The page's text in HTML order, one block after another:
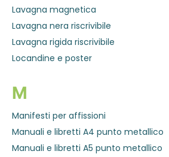
Lavagna magnetica
Lavagna nera riscrivibile
Lavagna rigida riscrivibile
Locandine e poster
M
Manifesti per affissioni
Manuali e libretti A4 punto metallico
Manuali e libretti A5 punto metallico